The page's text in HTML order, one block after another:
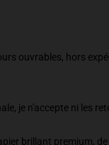
ouvrables, hors
je n'accepte ni les
brillant premium,